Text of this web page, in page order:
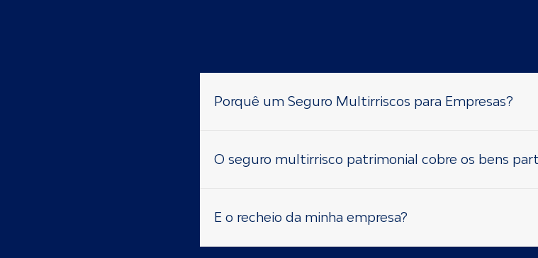
Porquê um Seguro Multirriscos para Empresas?
O seguro multirrisco patrimonial cobre os bens
E o recheio da minha empresa?